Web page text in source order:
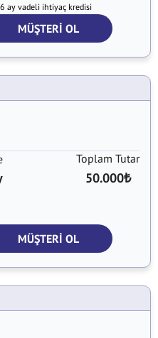
ay vadeli ihtiyaç kredisi
MÜŞTERİ OL
Toplam Tutar
50.000₺
MÜŞTERİ OL